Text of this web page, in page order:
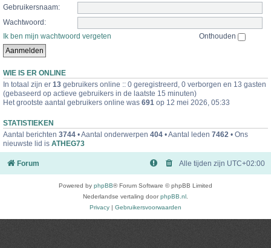
Gebruikersnaam:
Wachtwoord:
Ik ben mijn wachtwoord vergeten
Onthouden
WIE IS ER ONLINE
In totaal zijn er 13 gebruikers online :: 0 geregistreerd, 0 verborgen en 13 gasten
(gebaseerd op actieve gebruikers in de laatste 15 minuten)
Het grootste aantal gebruikers online was 691 op 12 mei 2026, 05:33
STATISTIEKEN
Aantal berichten 3744 • Aantal onderwerpen 404 • Aantal leden 7462 • Ons
nieuwste lid is ATHEG73
Forum Alle tijden zijn UTC+02:00
Powered by phpBB® Forum Software © phpBB Limited
Nederlandse vertaling doorphpBB.nl
Privacy | Gebruikersvoorwaarden